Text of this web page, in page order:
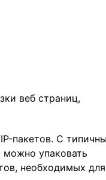
веб страниц,
пакетов. С
можно упаковать
необходимых для